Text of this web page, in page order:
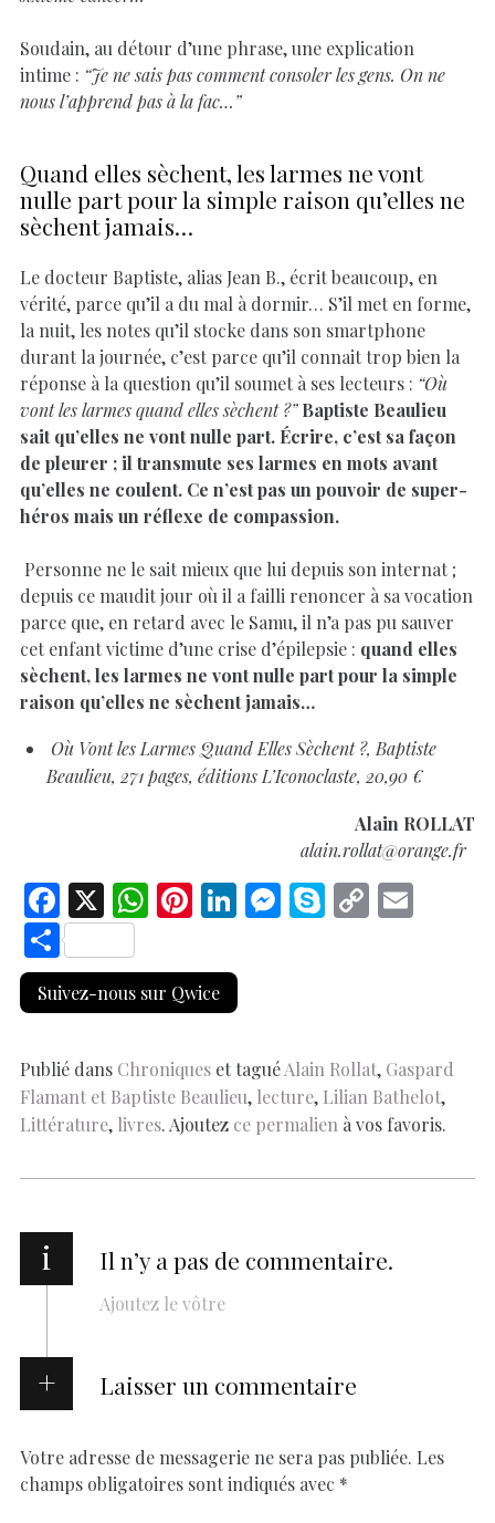
Soudain, au détour d’une phrase, une explication
intime : “Je ne sais pas comment consoler les gens. On ne
nous l’apprend pas à la fac…”
Quand elles sèchent, les larmes ne vont
nulle part pour la simple raison qu’elles ne
sèchent jamais…
Le docteur Baptiste, alias Jean B., écrit beaucoup, en
vérité, parce qu’il a du mal à dormir… S’il met en forme,
la nuit, les notes qu’il stocke dans son smartphone
durant la journée, c’est parce qu’il connait trop bien la
réponse à la question qu’il soumet à ses lecteurs : “Où
vont les larmes quand elles sèchent ?” Baptiste Beaulieu
sait qu’elles ne vont nulle part. Écrire, c’est sa façon
de pleurer ; il transmute ses larmes en mots avant
qu’elles ne coulent. Ce n’est pas un pouvoir de super-
héros mais un réflexe de compassion.
Personne ne le sait mieux que lui depuis son internat ;
depuis ce maudit jour où il a failli renoncer à sa vocation
parce que, en retard avec le Samu, il n’a pas pu sauver
cet enfant victime d’une crise d’épilepsie : quand elles
sèchent, les larmes ne vont nulle part pour la simple
raison qu’elles ne sèchent jamais…
Où Vont les Larmes Quand Elles Sèchent ?, Baptiste
Beaulieu, 271 pages, éditions L’Iconoclaste, 20,90 €
Alain ROLLAT
alain.rollat@orange.fr
F
ac
e
b
o
k
X W
at
s
p
p
Pi
er
es
Li
k
e
n
M
er
S C
n
k
S
h
ar
Suivez-nous sur Qwice
Publié dans Chroniques et taguéAlain Rollat, Gaspard
Flamant et Baptiste Beaulieu, lecture, Lilian Bathelot,
Littérature, livres. Ajoutez ce permalien à vos favoris.
i Il n’y a pas de commentaire.
Ajoutez le vôtre
Laisser un commentaire
Votre adresse de messagerie ne sera pas publiée. Les
champs obligatoires sont indiqués avec *